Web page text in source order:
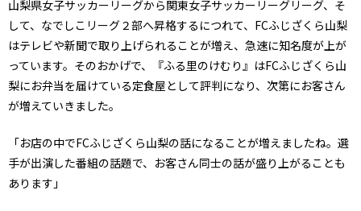
山梨県女子サッカーリーグから関東女子サッカーリーグリーグ、そ
して、なでしこリーグ２部へ昇格するにつれて、FCふじざくら山梨
はテレビや新聞で取り上げられることが増え、急速に知名度が上が
っています。そのおかげで、『ふる里のけむり』はFCふじざくら山
梨にお弁当を届けている定食屋として評判になり、次第にお客さん
が増えていきました。
「お店の中でFCふじざくら山梨の話になることが増えましたね。選
手が出演した番組の話題で、お客さん同士の話が盛り上がることも
あります」